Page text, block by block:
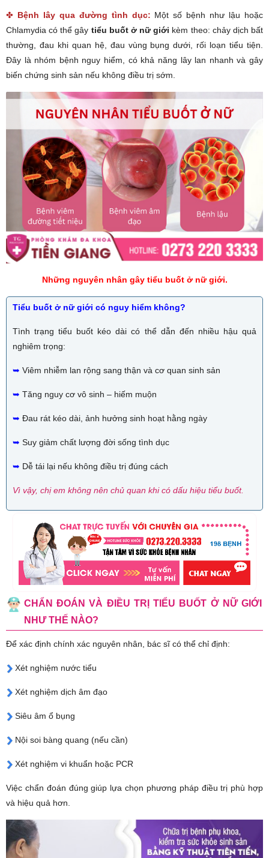
✤ Bệnh lây qua đường tình dục: Một số bệnh như lậu hoặc
Chlamydia có thể gây tiểu buốt ở nữ giới kèm theo: chảy dịch bất
thường, đau khi quan hệ, đau vùng bụng dưới, rối loạn tiểu tiện.
Đây là nhóm bệnh nguy hiểm, có khả năng lây lan nhanh và gây
biến chứng sinh sản nếu không điều trị sớm.
Những nguyên nhân gây tiểu buốt ở nữ giới.
Tiểu buốt ở nữ giới có nguy hiểm không?
Tình trạng tiểu buốt kéo dài có thể dẫn đến nhiều hậu quả
nghiêm trọng:
➥ Viêm nhiễm lan rộng sang thận và cơ quan sinh sản
➥ Tăng nguy cơ vô sinh – hiếm muộn
➥ Đau rát kéo dài, ảnh hưởng sinh hoạt hằng ngày
➥ Suy giảm chất lượng đời sống tình dục
➥ Dễ tái lại nếu không điều trị đúng cách
Vì vậy, chị em không nên chủ quan khi có dấu hiệu tiểu buốt.
CHẨN ĐOÁN VÀ ĐIỀU TRỊ TIỂU BUỐT Ở NỮ GIỚI
NHƯ THẾ NÀO?
Để xác định chính xác nguyên nhân, bác sĩ có thể chỉ định:
Xét nghiệm nước tiểu
Xét nghiệm dịch âm đạo
Siêu âm ổ bụng
Nội soi bàng quang (nếu cần)
Xét nghiệm vi khuẩn hoặc PCR
Việc chẩn đoán đúng giúp lựa chọn phương pháp điều trị phù hợp
và hiệu quả hơn.